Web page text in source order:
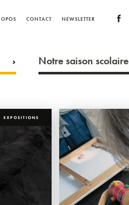
CONTACT NEWSLETTER
Notre saison scolaire
EXPOSITIONS